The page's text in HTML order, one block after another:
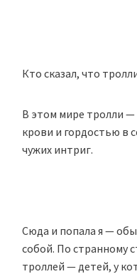
Кто сказал, что
В этом мире тролли —
крови и гордостью в
чужих интриг.
Сюда и попала я —
собой. По странному
троллей — детей, у